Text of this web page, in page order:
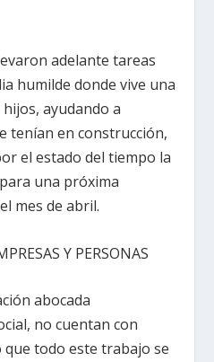
adelante tareas
humilde donde vive una
ayudando a
tenían en construcción,
el estado del tiempo la
una próxima
mes de abril.
Y PERSONAS
abocada
no cuentan con
todo este trabajo se